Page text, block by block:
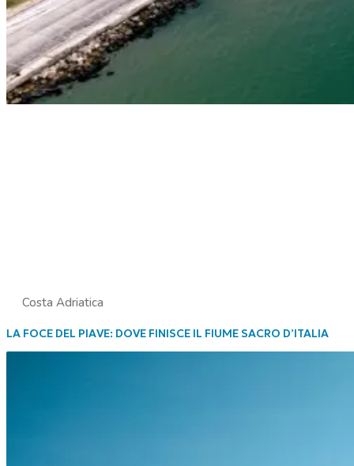
Costa Adriatica
LA FOCE DEL PIAVE: DOVE FINISCE IL FIUME SACRO D’ITALIA